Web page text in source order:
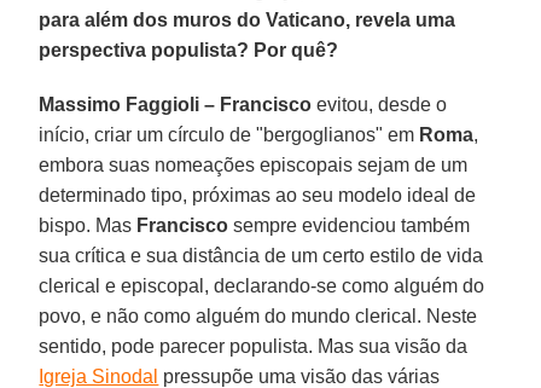
para além dos muros do Vaticano, revela uma
perspectiva populista? Por quê?
Massimo Faggioli – Francisco evitou, desde o
início, criar um círculo de "bergoglianos" em Roma,
embora suas nomeações episcopais sejam de um
determinado tipo, próximas ao seu modelo ideal de
bispo. Mas Francisco sempre evidenciou também
sua crítica e sua distância de um certo estilo de vida
clerical e episcopal, declarando-se como alguém do
povo, e não como alguém do mundo clerical. Neste
sentido, pode parecer populista. Mas sua visão da
Igreja Sinodal pressupõe uma visão das várias